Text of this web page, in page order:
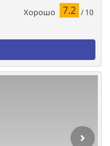
Хорошо 7.2 / 10